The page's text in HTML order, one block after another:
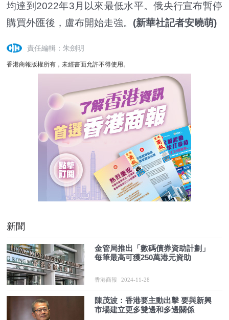
均達到2022年3月以來最低水平。俄央行宣布暫停
購買外匯後，盧布開始走強。 (新華社記者安曉萌)
責任編輯：朱劍明
香港商報版權所有，未經書面允許不得使用。
新聞
金管局推出「數碼債券資助計劃」
每筆最高可獲250萬港元資助
香港商報 2024-11-28
陳茂波：香港要主動出擊 要與新興
市場建立更多雙邊和多邊關係